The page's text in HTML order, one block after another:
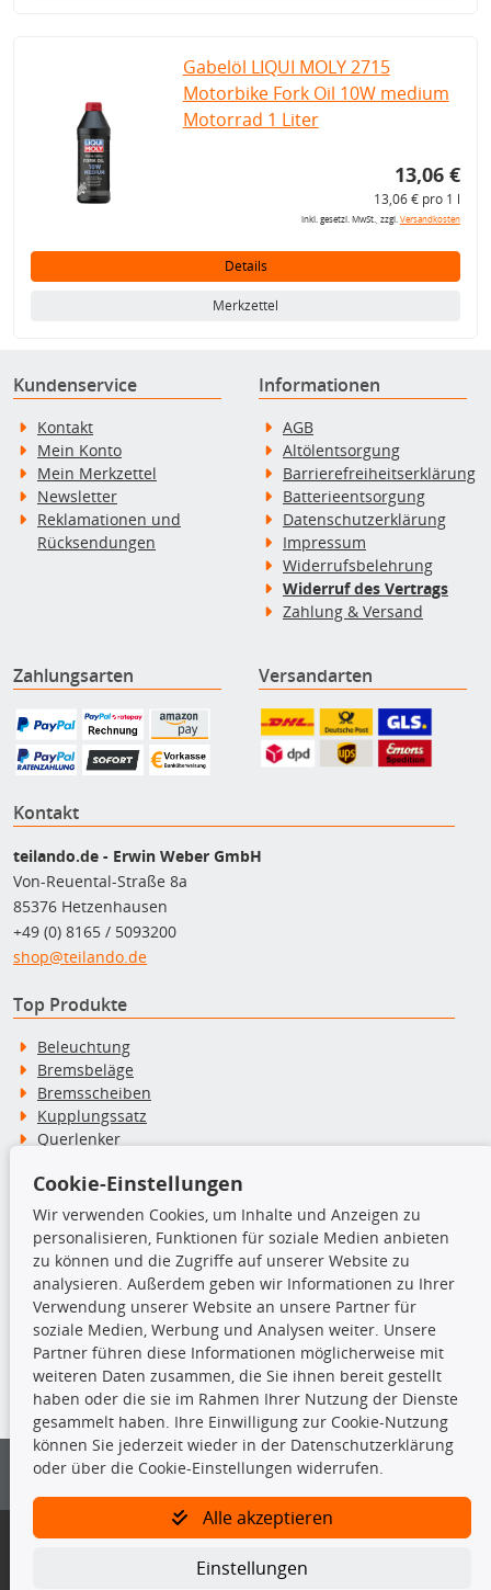
Gabelöl LIQUI MOLY 2715
Motorbike Fork Oil 10W medium
Motorrad 1 Liter
13,06 €
13,06 € pro 1 l
inkl. gesetzl. MwSt., zzgl.Versandkosten
Details
Merkzettel
Kundenservice
Kontakt
Mein Konto
Mein Merkzettel
Newsletter
Reklamationen und
Rücksendungen
Informationen
AGB
Altölentsorgung
Barrierefreiheitserklärung
Batterieentsorgung
Datenschutzerklärung
Impressum
Widerrufsbelehrung
Widerruf des Vertrags
Zahlung & Versand
Zahlungsarten Versandarten
Kontakt
teilando.de - Erwin Weber GmbH
Von-Reuental-Straße 8a
85376 Hetzenhausen
+49 (0) 8165 / 5093200
shop@teilando.de
Top Produkte
Beleuchtung
Bremsbeläge
Bremsscheiben
Kupplungssatz
Querlenker
Stoßdämpfer
TecDoc Inside
Die hier angezeigten Daten insbesondere die gesamte Datenbank dürfen
nicht kopiert werden.
Es ist zu unterlassen, die Daten oder die gesamte Datenbank ohne
vorherige Zustimmung von TecDoc zu vervielfältigen, zu verbreiten
und/oder diese Handlungen durch Dritte ausführen zu lassen. Ein
Bitte prüfen Sie, ob das über unseren Onlineshop identifizierte Ersatzteil
Gegebenenfalls sind ergänzende Informationen notwendig, um
Cookie-Einstellungen
Wir verwenden Cookies, um Inhalte und Anzeigen zu
personalisieren, Funktionen für soziale Medien anbieten
zu können und die Zugriffe auf unserer Website zu
analysieren. Außerdem geben wir Informationen zu Ihrer
Verwendung unserer Website an unsere Partner für
soziale Medien, Werbung und Analysen weiter. Unsere
Partner führen diese Informationen möglicherweise mit
weiteren Daten zusammen, die Sie ihnen bereit gestellt
haben oder die sie im Rahmen Ihrer Nutzung der Dienste
gesammelt haben. Ihre Einwilligung zur Cookie-Nutzung
können Sie jederzeit wieder in der Datenschutzerklärung
oder über die Cookie-Einstellungen widerrufen.
Alle akzeptieren
Einstellungen